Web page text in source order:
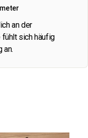
an der
fühlt sich häufig
an.